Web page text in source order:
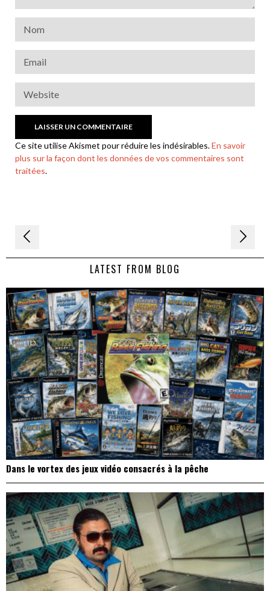
Ce site utilise Akismet pour réduire les indésirables.En savoir
plus sur la façon dont les données de vos commentaires sont
traitées.
Navigation
de LATEST FROM BLOG
Dans le vortex des jeux vidéo consacrés à la pêche